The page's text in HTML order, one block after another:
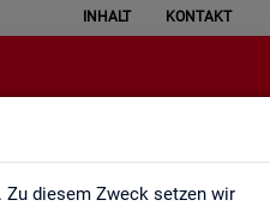
Zu diesem Zweck setzen wir
INHALT KONTAKT